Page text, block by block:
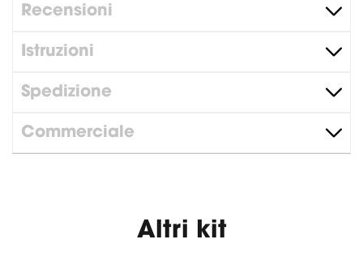
Recensioni
Istruzioni
Spedizione
Commerciale
Altri kit